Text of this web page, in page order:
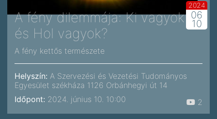
2024
06
10
A fény dilemmája: Ki vagyok
és Hol vagyok?
A fény kettős természete
Helyszín: A Szervezési és Vezetési Tudományos
Egyesület székháza 1126 Orbánhegyi út 14
Időpont: 2024. június 10. 10:00 2